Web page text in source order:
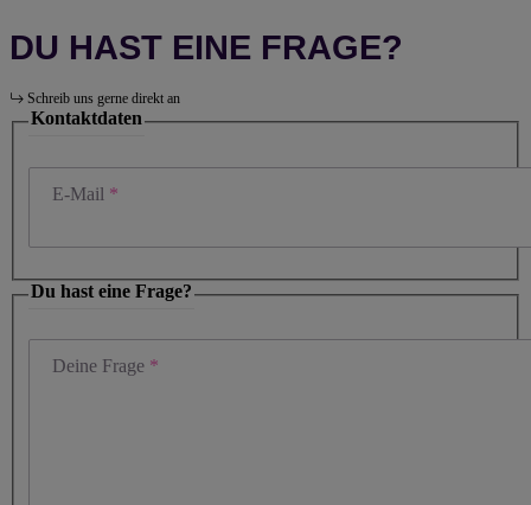
DU HAST EINE FRAGE?
Schreib uns gerne direkt an
Kontaktdaten
E-Mail
Du hast eine Frage?
Deine Frage